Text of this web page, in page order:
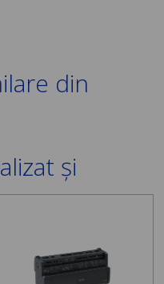
din
și